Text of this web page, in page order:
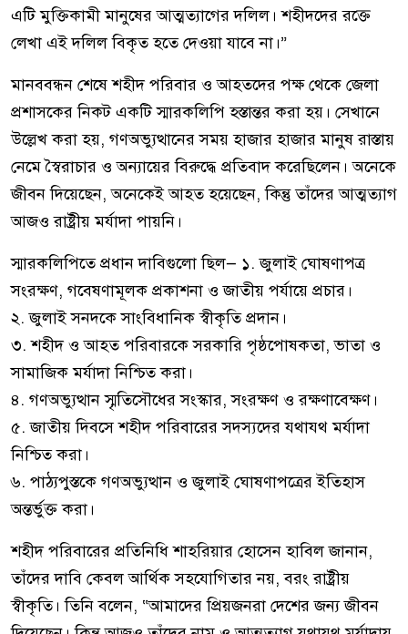
এটি মুক্তিকামী মানুষের আত্মত্যাগের দলিল। শহীদদের রক্তে
লেখা এই দলিল বিকৃত হতে দেওয়া যাবে না।”
মানববন্ধন শেষে শহীদ পরিবার ও আহতদের পক্ষ থেকে জেলা
প্রশাসকের নিকট একটি স্মারকলিপি হস্তান্তর করা হয়। সেখানে
উল্লেখ করা হয়, গণঅভ্যুত্থানের সময় হাজার হাজার মানুষ রাস্তায়
নেমে স্বৈরাচার ও অন্যায়ের বিরুদ্ধে প্রতিবাদ করেছিলেন। অনেকে
জীবন দিয়েছেন, অনেকেই আহত হয়েছেন, কিন্তু তাঁদের আত্মত্যাগ
আজও রাষ্ট্রীয় মর্যাদা পায়নি।
স্মারকলিপিতে প্রধান দাবিগুলো ছিল— ১. জুলাই ঘোষণাপত্র
সংরক্ষণ, গবেষণামূলক প্রকাশনা ও জাতীয় পর্যায়ে প্রচার।
২. জুলাই সনদকে সাংবিধানিক স্বীকৃতি প্রদান।
৩. শহীদ ও আহত পরিবারকে সরকারি পৃষ্ঠপোষকতা, ভাতা ও
সামাজিক মর্যাদা নিশ্চিত করা।
৪. গণঅভ্যুত্থান স্মৃতিসৌধের সংস্কার, সংরক্ষণ ও রক্ষণাবেক্ষণ।
৫. জাতীয় দিবসে শহীদ পরিবারের সদস্যদের যথাযথ মর্যাদা
নিশ্চিত করা।
৬. পাঠ্যপুস্তকে গণঅভ্যুত্থান ও জুলাই ঘোষণাপত্রের ইতিহাস
অন্তর্ভুক্ত করা।
শহীদ পরিবারের প্রতিনিধি শাহরিয়ার হোসেন হাবিল জানান,
তাঁদের দাবি কেবল আর্থিক সহযোগিতার নয়, বরং রাষ্ট্রীয়
স্বীকৃতি। তিনি বলেন, “আমাদের প্রিয়জনরা দেশের জন্য জীবন